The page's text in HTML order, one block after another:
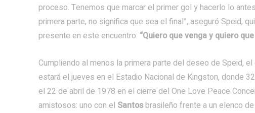
proceso. Tenemos que marcar el primer gol y hacerlo lo
primera parte, no significa que sea el final”, aseguró Speid,
presente en este encuentro: “Quiero que venga y quiero
Cumpliendo al menos la primera parte del deseo de Speid,
estará el jueves en el Estadio Nacional de Kingston, donde
el 22 de abril de 1978 en el cierre del One Love Peace
amistosos: uno con el Santosbrasileño frente a un elenco